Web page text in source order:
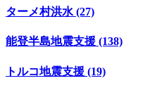
ターメ村洪水 (27)
能登半島地震支援 (138)
トルコ地震支援 (19)